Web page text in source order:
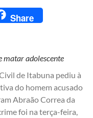
Share
matar adolescente
de Itabuna pediu à
do homem acusado
Abraão Correa da
foi na terça-feira,